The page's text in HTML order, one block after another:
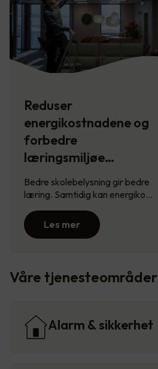
Reduser
energikostnadene og
forbedre
læringsmiljøe…
Bedre skolebelysning gir bedre
læring. Samtidig kan energiko…
Les mer
Våre tjenesteområder
Alarm & sikkerhet